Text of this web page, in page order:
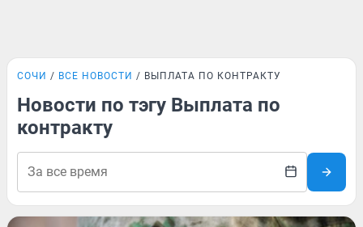
СОЧИ ВСЕ НОВОСТИ ВЫПЛАТА ПО КОНТРАКТУ
Новости по тэгу Выплата по
контракту